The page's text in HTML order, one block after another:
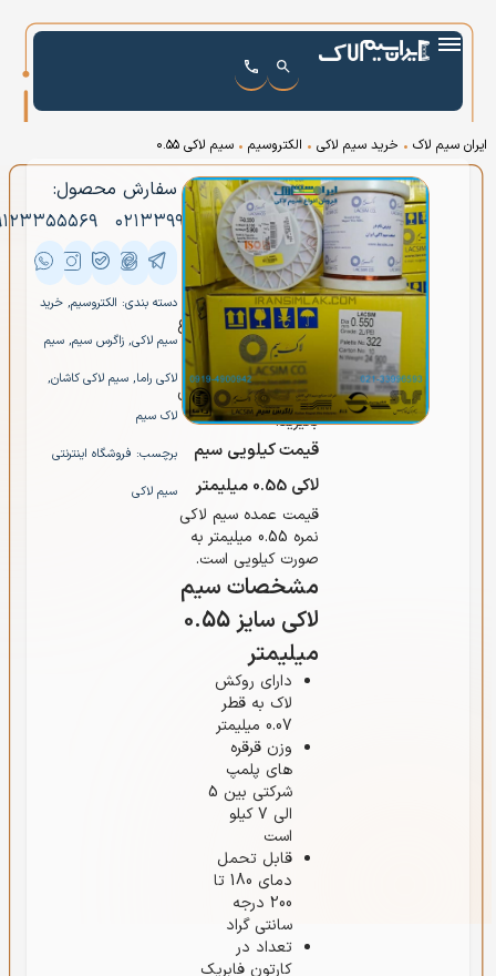
ایران سیم لاک • خرید سیم لاکی • الکتروسیم • سیم لاکی ۰.۵۵
سیم لاکی
۰.۵۵
قیمت سیم لاکی سایز
0.55mm با توجه به
تاریخ روز متغیر است
و از این رو برای اطلاع
قیمت سیم لاکی
امروزلطفا با ما تماس
بگیرید.
قیمت کیلویی سیم
لاکی 0.55 میلیمتر
قیمت عمده سیم لاکی
نمره 0.55 میلیمتر به
صورت کیلویی است.
مشخصات سیم
لاکی سایز 0.55
میلیمتر
دارای روکش
لاک به قطر
0.07 میلیمتر
وزن قرقره
های پلمپ
شرکتی بین 5
الی 7 کیلو
است
قابل تحمل
دمای 180 تا
200 درجه
سانتی گراد
تعداد در
کارتون فابریک
سفارش محصول:
۰۲۱۳۳۹۹۶۵۹۳
دسته بندی: الکتروسیم, خرید
سیم لاکی, زاگرس سیم, سیم
لاکی راما, سیم لاکی کاشان,
لاک سیم
برچسب: فروشگاه اینترنتی
سیم لاکی